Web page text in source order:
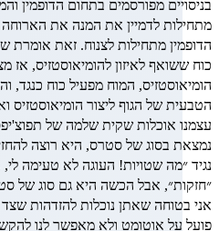
בניסויים מפורסמים בתחום הדופמין
מתחילות לדמיין את המנה את
הדופמין מתחילות לצנוח. זאת
כוח ששואף לאיזון להומיאוסטזיס,
הומיאוסטזיס, המוח מפעיל כוח
הטבעית של הגוף ליצור הומיאוסטזיס
עצמנו אוכלות שקית שלמה של
נמצאת בסוג של סטרס, היא רוצה
נגיד ״מה שטויות! העוגה לא טעימה
״חזקות״, אבל הכשה היא גם סוג של
אני בטוחה שאתן נוכלות להזדהות